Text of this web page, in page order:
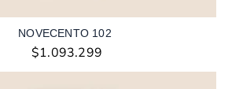
NOVECENTO 102
$1.093.299